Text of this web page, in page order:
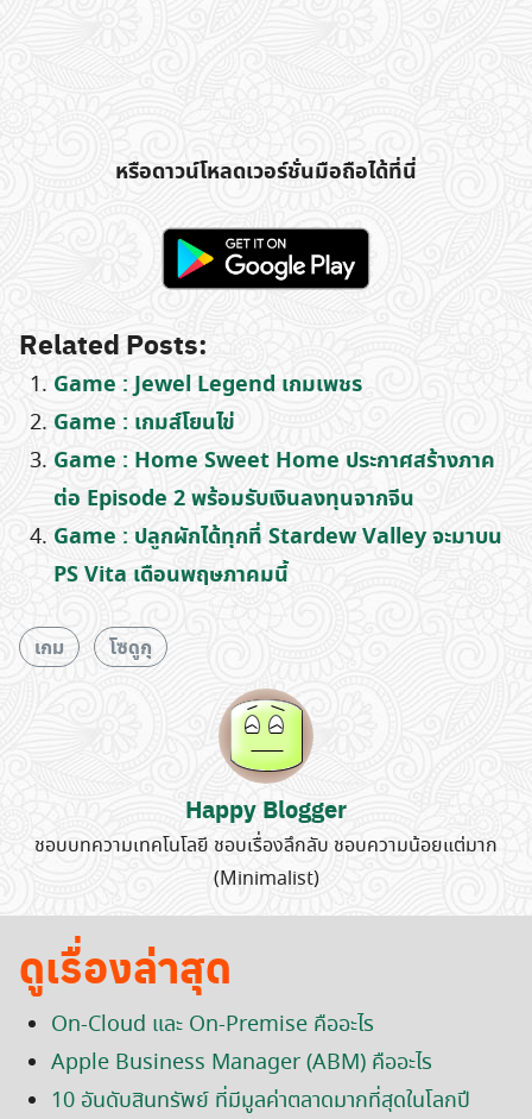
for:
หรือดาวน์โหลดเวอร์ชั่นมือถือได้ที่นี่
Related Posts:
Game : Jewel Legend เกมเพชร
Game : เกมส์โยนไข่
Game : Home Sweet Home ประกาศสร้างภาค
ต่อ Episode 2 พร้อมรับเงินลงทุนจากจีน
Game : ปลูกผักได้ทุกที่ Stardew Valley จะมาบน
PS Vita เดือนพฤษภาคมนี้
เกม โซดูกุ
Happy Blogger
ชอบบทความเทคโนโลยี ชอบเรื่องลึกลับ ชอบความน้อยแต่มาก
(Minimalist)
ดูเรื่องล่าสุด
On-Cloud และ On-Premise คืออะไร
Apple Business Manager (ABM) คืออะไร
10 อันดับสินทรัพย์ ที่มีมูลค่าตลาดมากที่สุดในโลกปี